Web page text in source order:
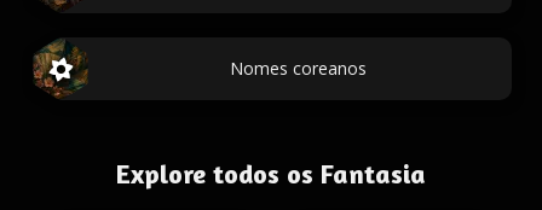
Nomes coreanos
Explore todos os Fantasia